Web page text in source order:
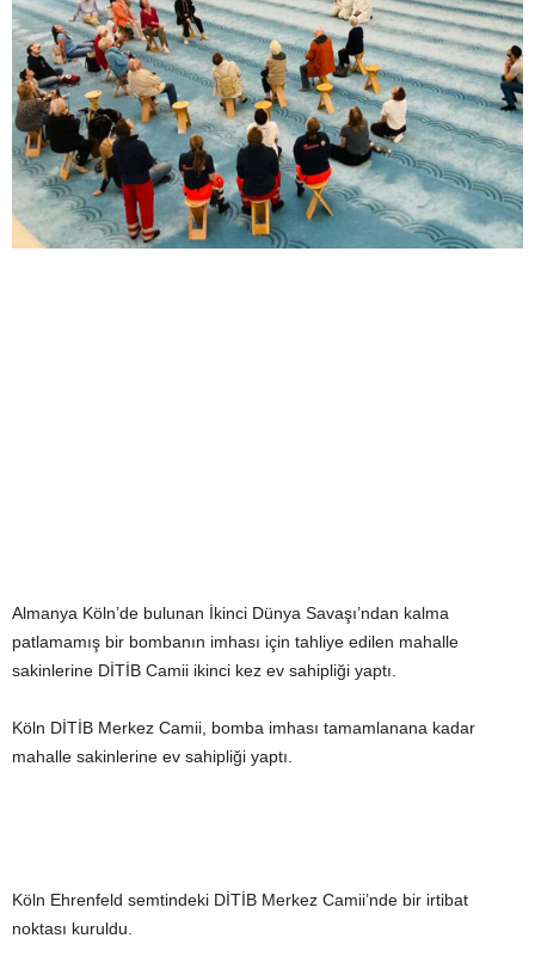
Almanya Köln’de bulunan İkinci Dünya Savaşı’ndan kalma
patlamamış bir bombanın imhası için tahliye edilen mahalle
sakinlerine DİTİB Camii ikinci kez ev sahipliği yaptı.
Köln DİTİB Merkez Camii, bomba imhası tamamlanana kadar
mahalle sakinlerine ev sahipliği yaptı.
Köln Ehrenfeld semtindeki DİTİB Merkez Camii’nde bir irtibat
noktası kuruldu.